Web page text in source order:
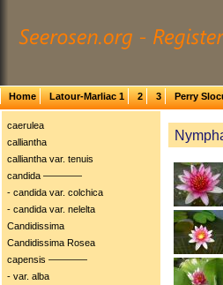
Home Latour-Marliac 1 2 3 Perry
caerulea
calliantha
calliantha var. tenuis
candida ――――
- candida var. colchica
- candida var. nelelta
Candidissima
Candidissima Rosea
capensis ――――
- var. alba